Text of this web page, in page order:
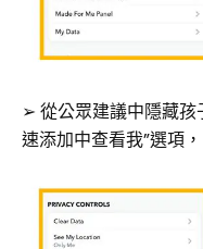
➢ 從公眾建議中隱藏孩
速添加中查看我”選項